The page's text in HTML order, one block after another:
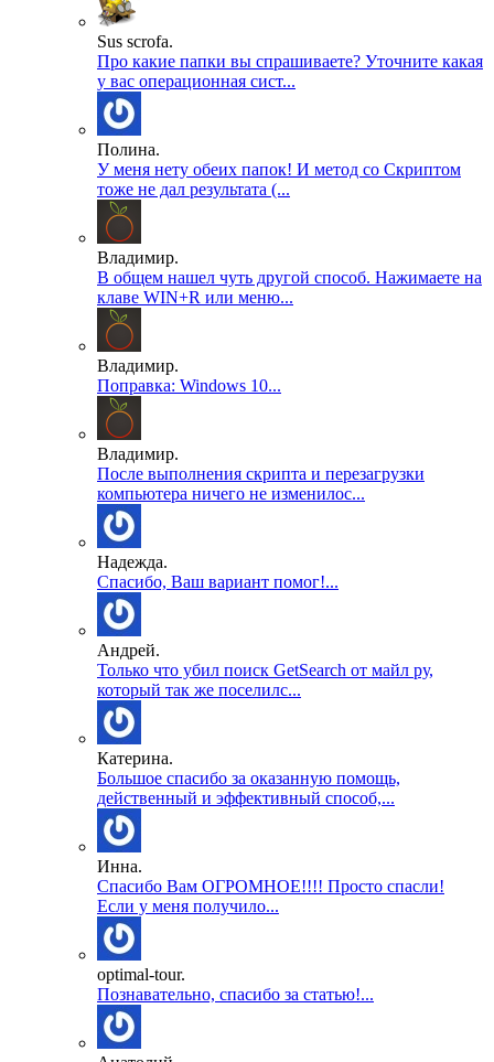
Sus scrofa.
Про какие папки вы спрашиваете? Уточните какая
у вас операционная сист...
Полина.
У меня нету обеих папок! И метод со Скриптом
тоже не дал результата (...
Владимир.
В общем нашел чуть другой способ. Нажимаете на
клаве WIN+R или меню...
Владимир.
Поправка: Windows 10...
Владимир.
После выполнения скрипта и перезагрузки
компьютера ничего не изменилос...
Надежда.
Спасибо, Ваш вариант помог!...
Андрей.
Только что убил поиск GetSearch от майл ру,
который так же поселилс...
Катерина.
Большое спасибо за оказанную помощь,
действенный и эффективный способ,...
Инна.
Спасибо Вам ОГРОМНОЕ!!!! Просто спасли!
Если у меня получило...
optimal-tour.
Познавательно, спасибо за статью!...